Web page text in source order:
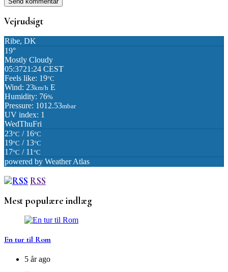
Vejrudsigt
Ribe, DK
19°
Mostly Cloudy
05:3721:24 CEST
Feels like: 19°C
Wind: 23km/h E
Humidity: 76%
Pressure: 1012.53mbar
UV index: 1
WedThuFri
23°C / 16°C
19°C / 13°C
17°C / 11 °C
powered by Weather Atlas
RSS
Mest populære indlæg
En tur til Rom
5 år ago